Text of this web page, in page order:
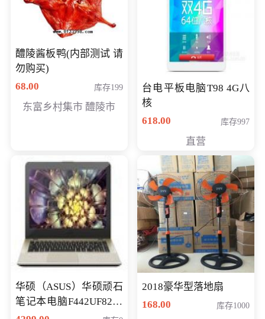
醴陵酱板鸭(内部测试 请
勿购买)
68.00
库存199
东富乡村集市 醴陵市
台电平板电脑T98 4G八
核
618.00
库存997
直营
华硕（ASUS）华硕顽石
笔记本电脑F442UF8250
八代独显轻薄办公商务
2018豪华型落地扇
168.00
库存1000